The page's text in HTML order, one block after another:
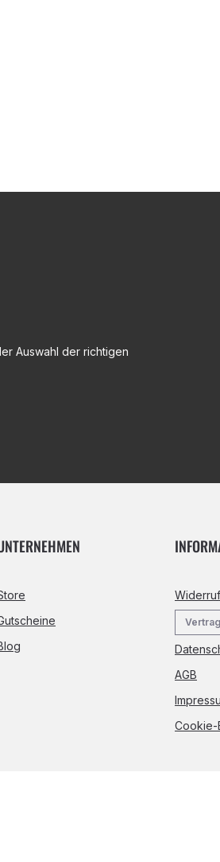
Auswahl der richtigen
AGB
Cookie-